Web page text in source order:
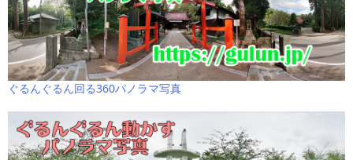
ぐるんぐるん回る360パノラマ写真